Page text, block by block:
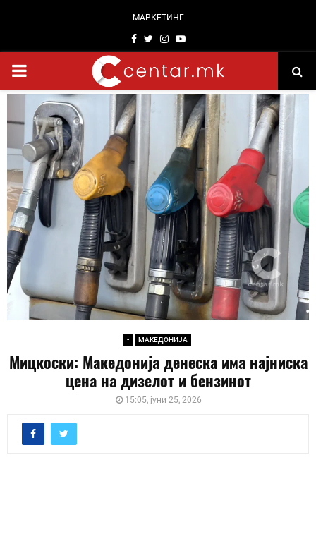
МАРКЕТИНГ
Facebook
TwitterInstagram
Youtube
PRIMARY
MENU
- МАКЕДОНИЈА
Мицкоски: Македонија денеска има најниска
цена на дизелот и бензинот
15:05, јуни 25, 2026